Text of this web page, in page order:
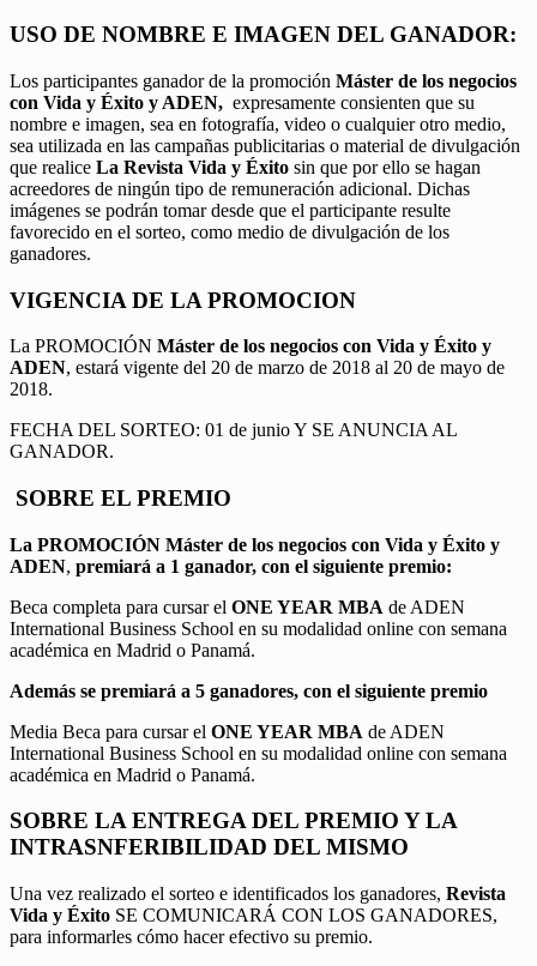
USO DE NOMBRE E IMAGEN DEL GANADOR:
Los participantes ganador de la promoción Máster de los negocios
con Vida y Éxito y ADEN, expresamente consienten que su
nombre e imagen, sea en fotografía, video o cualquier otro medio,
sea utilizada en las campañas publicitarias o material de divulgación
que realice La Revista Vida y Éxito sin que por ello se hagan
acreedores de ningún tipo de remuneración adicional. Dichas
imágenes se podrán tomar desde que el participante resulte
favorecido en el sorteo, como medio de divulgación de los
ganadores.
VIGENCIA DE LA PROMOCION
La PROMOCIÓN Máster de los negocios con Vida y Éxito y
ADEN, estará vigente del 20 de marzo de 2018 al 20 de mayo de
2018.
FECHA DEL SORTEO: 01 de junio Y SE ANUNCIA AL
GANADOR.
SOBRE EL PREMIO
La PROMOCIÓN Máster de los negocios con Vida y Éxito y
ADEN, premiará a 1 ganador, con el siguiente premio:
Beca completa para cursar el ONE YEAR MBA de ADEN
International Business School en su modalidad online con semana
académica en Madrid o Panamá.
Además se premiará a 5 ganadores, con el siguiente premio
Media Beca para cursar el ONE YEAR MBA de ADEN
International Business School en su modalidad online con semana
académica en Madrid o Panamá.
SOBRE LA ENTREGA DEL PREMIO Y LA
INTRASNFERIBILIDAD DEL MISMO
Una vez realizado el sorteo e identificados los ganadores, Revista
Vida y Éxito SE COMUNICARÁ CON LOS GANADORES,
para informarles cómo hacer efectivo su premio.